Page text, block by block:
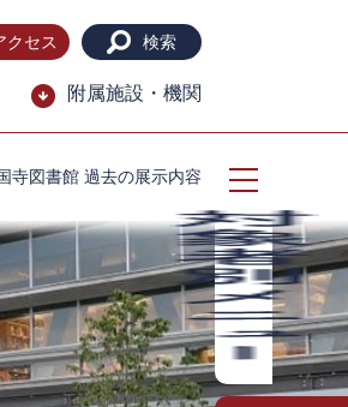
クセス 検索
附属施設・機関
寺図書館 過去の展示内容